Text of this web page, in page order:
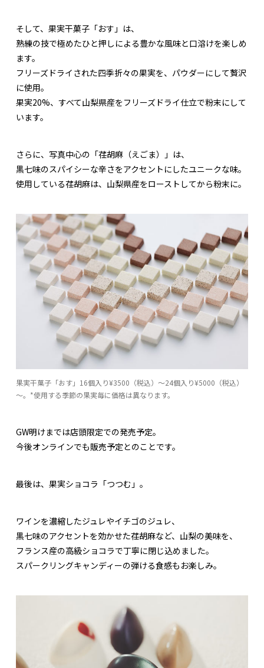
そして、果実干菓子「おす」は、
熟練の技で極めたひと押しによる豊かな風味と口溶けを楽しめ
ます。
フリーズドライされた四季折々の果実を、パウダーにして贅沢
に使用。
果実20%、すべて山梨県産をフリーズドライ仕立で粉末にして
います。
さらに、写真中心の「荏胡麻（えごま）」は、
黒七味のスパイシーな辛さをアクセントにしたユニークな味。
使用している荏胡麻は、山梨県産をローストしてから粉末に。
果実干菓子「おす」16個入り¥3500（税込）～24個入り¥5000（税込）
～。*使用する季節の果実毎に価格は異なります。
GW明けまでは店頭限定での発売予定。
今後オンラインでも販売予定とのことです。
最後は、果実ショコラ「つつむ」。
ワインを濃縮したジュレやイチゴのジュレ、
黒七味のアクセントを効かせた荏胡麻など、山梨の美味を、
フランス産の高級ショコラで丁寧に閉じ込めました。
スパークリングキャンディーの弾ける食感もお楽しみ。